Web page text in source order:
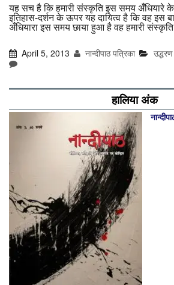
यह सच है कि हमारी संस्कृति इस समय अँधियारे
इतिहास-दर्शन के ऊपर यह दायित्व है कि वह इस
अँधियारा इस समय छाया हुआ है वह हमारी
April 5, 2013 नान्दीपाठ पत्रिका उद्धरण
हालिया अंक